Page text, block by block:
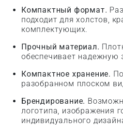
Компактный формат.
подходит для холстов,
комплектующих.
Прочный материал.
обеспечивает надежную
Компактное хранение.
разобранном плоском
Брендирование.
логотипа, изображения
индивидуального